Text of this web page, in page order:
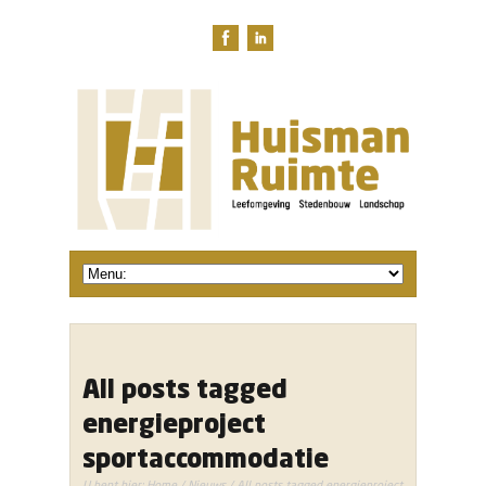
All posts tagged
energieproject
sportaccommodatie